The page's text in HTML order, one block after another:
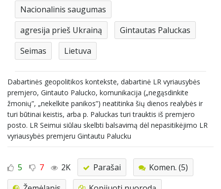
Nacionalinis saugumas
agresija prieš Ukrainą
Gintautas Paluckas
Seimas
Lietuva
Dabartinės geopolitikos kontekste, dabartinė LR vyriausybės
premjero, Gintauto Palucko, komunikacija („negąsdinkite
žmonių”, „nekelkite panikos”) neatitinka šių dienos realybės ir
turi būtinai keistis, arba p. Paluckas turi trauktis iš premjero
posto. LR Seimui siūlau skelbti balsavimą dėl nepasitikėjimo LR
vyriausybės premjeru Gintautu Palucku
5 7 2K Parašai
Komen. (5)